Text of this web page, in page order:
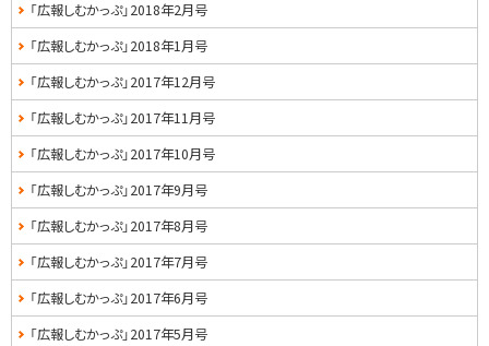
ド
・
メ
ニ
ュ
ー
「広報しむかっぷ」2018年2月号
「広報しむかっぷ」2018年1月号
「広報しむかっぷ」2017年12月号
「広報しむかっぷ」2017年11月号
「広報しむかっぷ」2017年10月号
「広報しむかっぷ」2017年9月号
「広報しむかっぷ」2017年8月号
「広報しむかっぷ」2017年7月号
「広報しむかっぷ」2017年6月号
「広報しむかっぷ」2017年5月号